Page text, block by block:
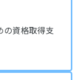
の資格取得支